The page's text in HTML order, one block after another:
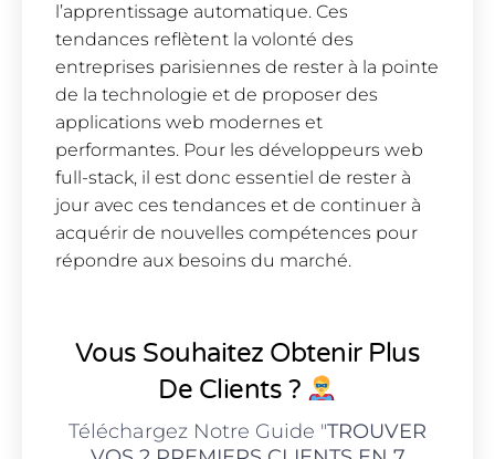
l’apprentissage automatique. Ces
tendances reflètent la volonté des
entreprises parisiennes de rester à la pointe
de la technologie et de proposer des
applications web modernes et
performantes. Pour les développeurs web
full-stack, il est donc essentiel de rester à
jour avec ces tendances et de continuer à
acquérir de nouvelles compétences pour
répondre aux besoins du marché.
Vous Souhaitez Obtenir Plus
De Clients ?
Téléchargez Notre Guide "TROUVER